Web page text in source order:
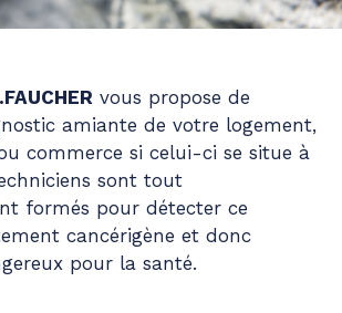
vous propose de
amiante de votre logement,
commerce si celui-ci se situe à
sont tout
formés pour détecter ce
cancérigène et donc
pour la santé.